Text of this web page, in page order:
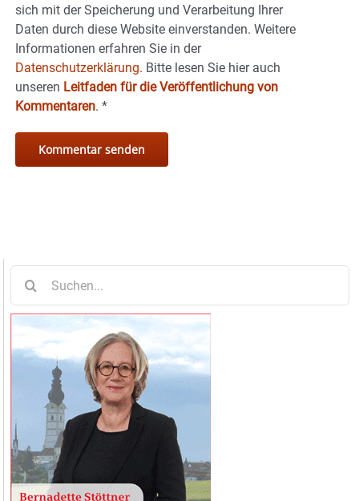
sich mit der Speicherung und Verarbeitung Ihrer
Daten durch diese Website einverstanden. Weitere
Informationen erfahren Sie in der
Datenschutzerklärung. Bitte lesen Sie hier auch
unseren Leitfaden für die Veröffentlichung von
Kommentaren. *
nach: